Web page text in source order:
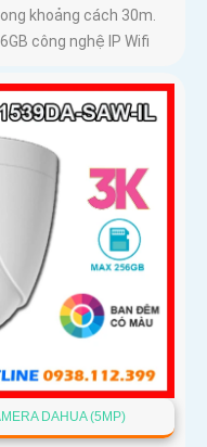
khoảng cách 30m.
công nghệ IP Wifi
DAHUA (5MP)